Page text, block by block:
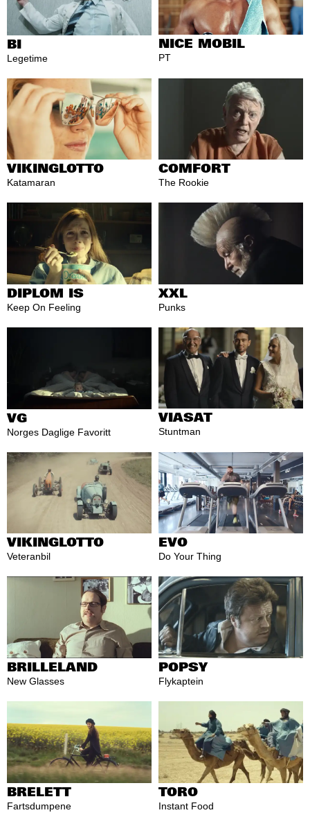
BI
Legetime
NICE MOBIL
PT
VIKINGLOTTO
Katamaran
COMFORT
The Rookie
DIPLOM IS
Keep On Feeling
XXL
Punks
VG
Norges Daglige Favoritt
VIASAT
Stuntman
VIKINGLOTTO
Veteranbil
EVO
Do Your Thing
BRILLELAND
New Glasses
POPSY
Flykaptein
BRELETT
Fartsdumpene
TORO
Instant Food